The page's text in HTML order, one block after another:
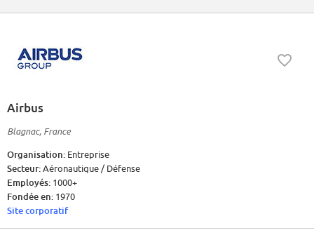
Airbus
Blagnac, France
Organisation: Entreprise
Secteur:Aéronautique / Défense
Employés: 1000+
Fondée en: 1970
Site corporatif